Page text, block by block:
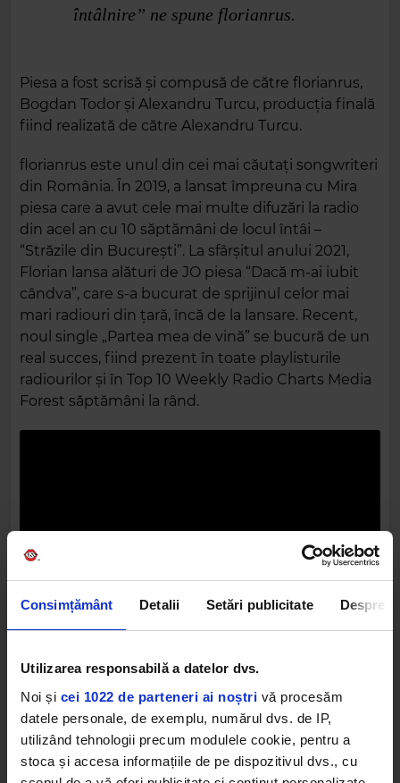
Consimțământ Detalii Setări publicitate Despre
Utilizarea responsabilă a datelor dvs.
Noi și cei 1022 de parteneri ai noștri vă procesăm
datele personale, de exemplu, numărul dvs. de IP,
utilizând tehnologii precum modulele cookie, pentru a
stoca și accesa informațiile de pe dispozitivul dvs., cu
întâlnire” ne spune florianrus.
Piesa a fost scrisă și compusă de către florianrus,
Bogdan Todor și Alexandru Turcu, producția finală
fiind realizată de către Alexandru Turcu.
florianrus este unul din cei mai căutați songwriteri
din România. În 2019, a lansat împreuna cu Mira
piesa care a avut cele mai multe difuzări la radio
din acel an cu 10 săptămâni de locul întâi –
“Străzile din București”. La sfârșitul anului 2021,
Florian lansa alături de JO piesa “Dacă m-ai iubit
cândva”, care s-a bucurat de sprijinul celor mai
mari radiouri din țară, încă de la lansare. Recent,
noul single „Partea mea de vină” se bucură de un
real succes, fiind prezent în toate playlisturile
radiourilor și în Top 10 Weekly Radio Charts Media
Forest săptămâni la rând.
Web radios